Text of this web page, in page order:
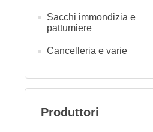
Sacchi immondizia e
pattumiere
Cancelleria e varie
Produttori